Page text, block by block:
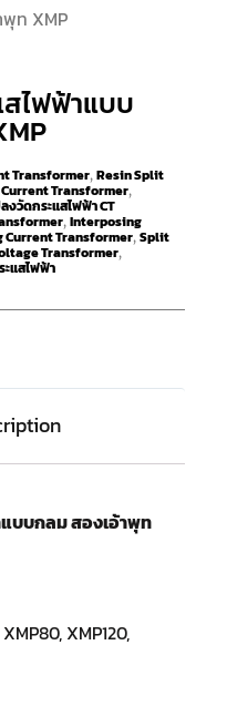
ท XMP
ไฟฟ้าแบบ
Transformer, Resin Split
Transformer,
งวัดกระแสไฟฟ้า CT
, Interposing
Current Transformer, Split
Transformer,
แสไฟฟ้า
บบกลม สองเอ้าพุท
XMP120,